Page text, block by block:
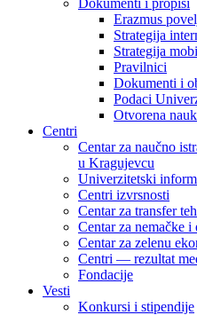
Erazmus
Strategija
Strategija
Pravilnici
Dokumenti i
Podaci
Otvorena
Centri
Centar za naučno
u Kragujevcu
Univerzitetski
Centri izvrsnosti
Centar za transfer
Centar za nemačke i
Centar za zelenu
Centri — rezultat
Fondacije
Vesti
Konkursi i stipendije